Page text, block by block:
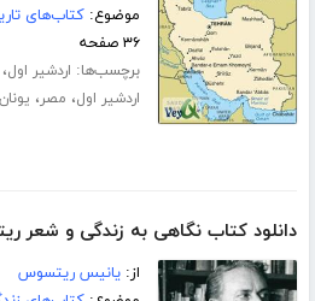
موضوع:کتاب‌های
۳۶ صفحه
برچسب‌ها: اردشیر اول،
اردشیر اول، مصر، یونان
دانلود کتاب نگاهی به زندگی و شعر
از:یانیس ریتسوس